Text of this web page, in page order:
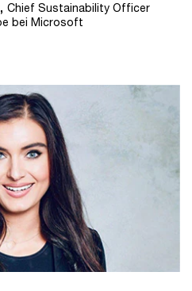
Chief Sustainability Officer
bei Microsoft